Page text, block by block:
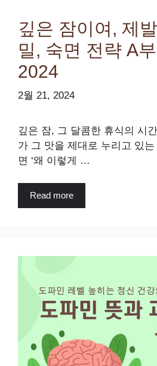
깊은 잠이여, 제
밀, 숙면 전략 A
2024
2월 21, 2024
깊은 잠, 그 달콤한 휴식의 시
가 그 맛을 제대로 누리고 있
면 ‘왜 이렇게 …
Read more